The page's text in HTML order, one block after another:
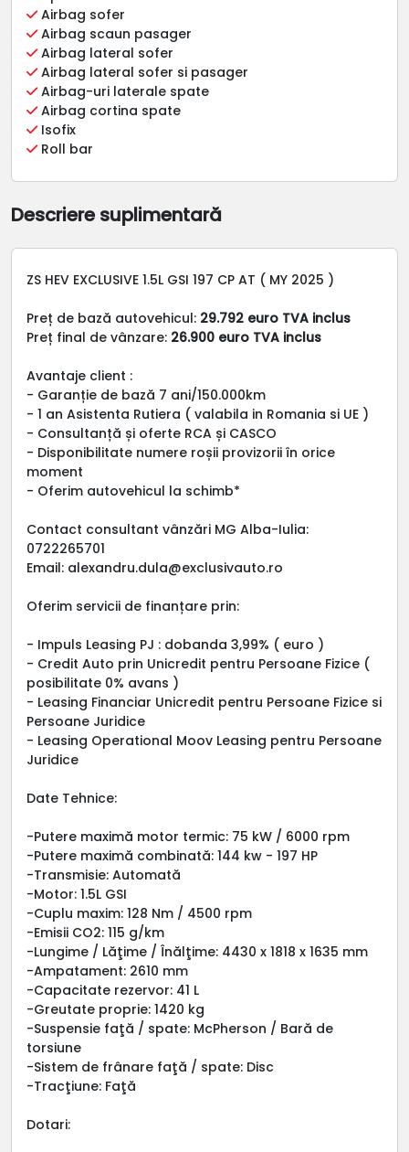
Airbag sofer
Airbag scaun pasager
Airbag lateral sofer
Airbag lateral sofer si pasager
Airbag-uri laterale spate
Airbag cortina spate
Isofix
Roll bar
Descriere suplimentară
ZS HEV EXCLUSIVE 1.5L GSI 197 CP AT ( MY 2025 )
Preț de bază autovehicul: 29.792 euro TVA inclus
Preț final de vânzare: 26.900 euro TVA inclus
Avantaje client :
- Garanție de bază 7 ani/150.000km
- 1 an Asistenta Rutiera ( valabila in Romania si UE )
- Consultanță și oferte RCA și CASCO
- Disponibilitate numere roșii provizorii în orice
moment
- Oferim autovehicul la schimb*
Contact consultant vânzări MG Alba-Iulia:
0722265701
Email: alexandru.dula@exclusivauto.ro
Oferim servicii de finanțare prin:
- Impuls Leasing PJ : dobanda 3,99% ( euro )
- Credit Auto prin Unicredit pentru Persoane Fizice (
posibilitate 0% avans )
- Leasing Financiar Unicredit pentru Persoane Fizice si
Persoane Juridice
- Leasing Operational Moov Leasing pentru Persoane
Juridice
Date Tehnice:
-Putere maximă motor termic: 75 kW / 6000 rpm
-Putere maximă combinată: 144 kw - 197 HP
-Transmisie: Automată
-Motor: 1.5L GSI
-Cuplu maxim: 128 Nm / 4500 rpm
-Emisii CO2: 115 g/km
-Lungime / Lăţime / Înălţime: 4430 x 1818 x 1635 mm
-Ampatament: 2610 mm
-Capacitate rezervor: 41 L
-Greutate proprie: 1420 kg
-Suspensie faţă / spate: McPherson / Bară de
torsiune
-Sistem de frânare faţă / spate: Disc
-Tracţiune: Faţă
Dotari: